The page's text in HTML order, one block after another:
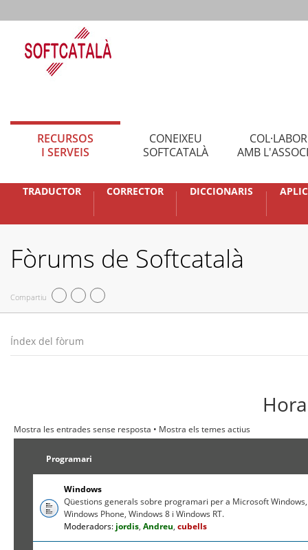
RECURSOS
I SERVEIS
CONEIXEU
SOFTCATALÀ
AMB
TRADUCTOR CORRECTOR DICCIONARIS
Fòrums de Softcatalà
Compartiu
Índex del fòrum
Mostra les entrades sense resposta • Mostra els temes actius
Programari
Windows
Qüestions generals sobre programari per a Microsoft Windows,
Windows Phone, Windows 8 i Windows RT.
Moderadors: jordis,Andreu,cubells